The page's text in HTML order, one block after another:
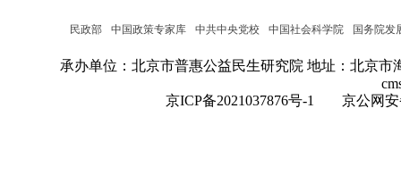
民政部 中国政策专家库 中共中央党校 中国社会科学院 国务院发
承办单位：北京市普惠公益民生研究院 地址：北京市
京ICP备2021037876号-1
京公网安